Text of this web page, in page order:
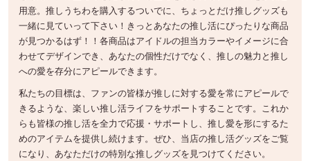
用意。推しうちわを購入するついでに、ちょっとだけ推しグッズも
一緒に見ていって下さい！きっとあなたの推し活にぴったりな商品
が見つかるはず！！各商品はアイドルの担当カラーやイメージに合
わせてデザインでき、あなたの個性だけでなく、推しの魅力と推し
への愛を存分にアピールできます。
私たちの目標は、ファンの皆様が推しに対する愛を常にアピールで
きるような、楽しい推し活ライフをサポートすることです。これか
らも皆様の推し活を全力で応援・サポートし、推し愛を形にするた
めのアイテムを提供し続けます。ぜひ、当店の推し活グッズをご覧
になり、あなただけの特別な推しグッズを見つけてください。